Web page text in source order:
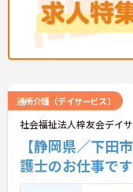
通所介護（デイサービス）
社会福祉法人梓友会デイ
【静岡県／下田
護士のお仕事で